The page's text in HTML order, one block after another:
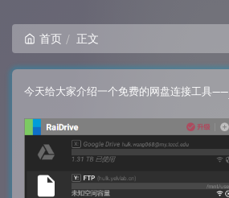
首页 正文
今天给大家介绍一个免费的网盘连接工具——